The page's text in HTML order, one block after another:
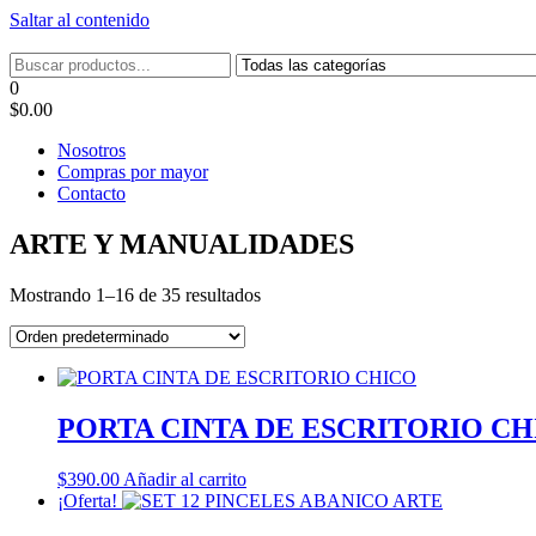
Saltar al contenido
Tel: 22087679 – Cel: 097 822122 – Joaquín Requena 2459
0
$0.00
Nosotros
Compras por mayor
Contacto
ARTE Y MANUALIDADES
Mostrando 1–16 de 35 resultados
PORTA CINTA DE ESCRITORIO
$390.00 Añadir al carrito
¡Oferta!